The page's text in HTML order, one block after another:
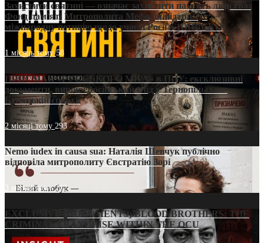
Захистити святині — означає захистити пам’ять людства:
Фонд пам’яті Митрополита Мефодія підтримує
міжнародну петицію щодо участі Росії в ЮНЕСКО
1 місяць тому58
ПРИСМАК «РУССЬКОГО МІРА» в ПЦУ: ексклюзивні
документи, вирок і російський слід у Тернопільсько-
Бучацькій єпархії
2 місяці тому 293
Nemo iudex in causa sua: Наталія Шевчук публічно
відповіла митрополиту Євстратію Зорі
3 місяці тому212
EXCLUSIVE (DOCUMENTS)/BLOOD BROTHERS: THE
CRIMINAL FRANCHISE WITHIN THE OCU